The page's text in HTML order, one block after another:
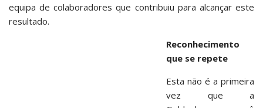
equipa de colaboradores que contribuiu para alcançar este
resultado.
Reconhecimento
que se repete
Esta não é a primeira
vez que a